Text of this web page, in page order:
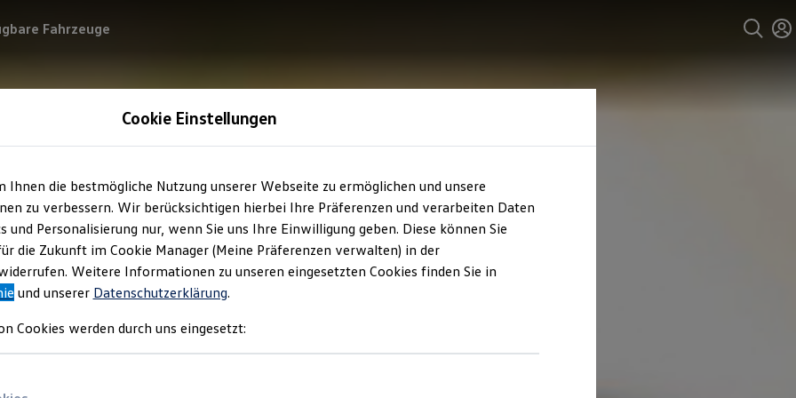
Fahrzeuge
Cookie Einstellungen
Ihnen die bestmögliche Nutzung unserer Webseite zu ermöglichen und unsere
zu verbessern. Wir berücksichtigen hierbei Ihre Präferenzen und verarbeiten Daten
Personalisierung nur, wenn Sie uns Ihre Einwilligung geben. Diese können Sie
die Zukunft im Cookie Manager (Meine Präferenzen verwalten) in der
Weitere Informationen zu unseren eingesetzten Cookies finden Sie in
und unserer Datenschutzerklärung.
Cookies werden durch uns eingesetzt: